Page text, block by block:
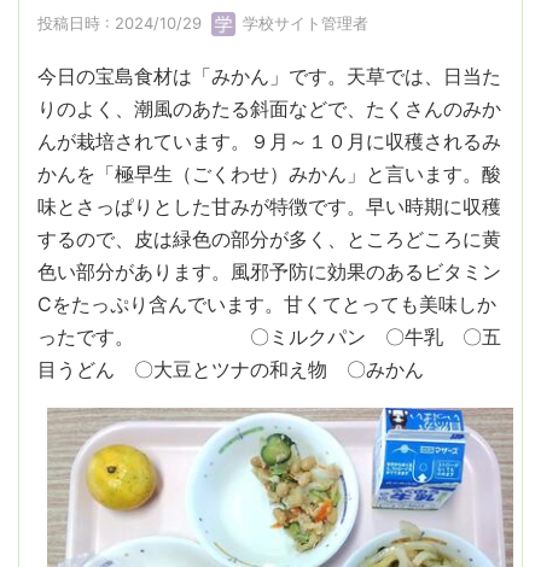
投稿日時 : 2024/10/29 学校サイト管理者
今日の宝島食材は「みかん」です。天草では、日当た
りのよく、潮風のあたる斜面などで、たくさんのみか
んが栽培されています。９月～１０月に収穫されるみ
かんを「極早生（ごくわせ）みかん」と言います。酸
味とさっぱりとした甘みが特徴です。早い時期に収穫
するので、皮は緑色の部分が多く、ところどころに黄
色い部分があります。風邪予防に効果のあるビタミン
Cをたっぷり含んでいます。甘くてとっても美味しか
ったです。 〇ミルクパン 〇牛乳 〇五
目うどん 〇大豆とツナの和え物 〇みかん